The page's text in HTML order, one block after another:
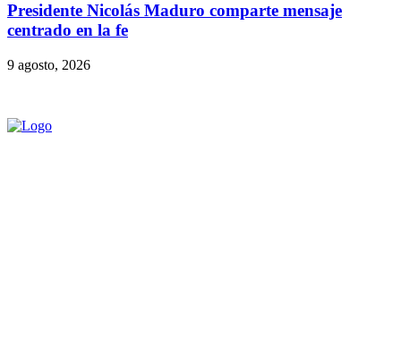
Presidente Nicolás Maduro comparte mensaje
centrado en la fe
9 agosto, 2026